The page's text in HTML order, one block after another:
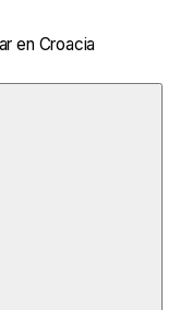
en Croacia